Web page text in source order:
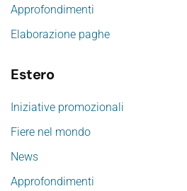
Approfondimenti
Elaborazione paghe
Estero
Iniziative promozionali
Fiere nel mondo
News
Approfondimenti